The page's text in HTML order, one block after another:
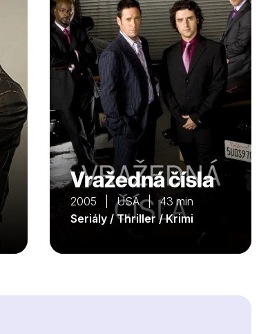
Vražedná čísla
2005 | USA | 43 min
Seriály / Thriller / Krimi